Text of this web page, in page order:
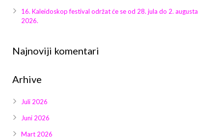
Galerija 2022
Galerija 2024
Galerija 2025
16. Kaleidoskop festival održat će se od 28. jula do 2. augusta
2026.
Najnoviji komentari
Arhive
Juli 2026
Juni 2026
Mart 2026